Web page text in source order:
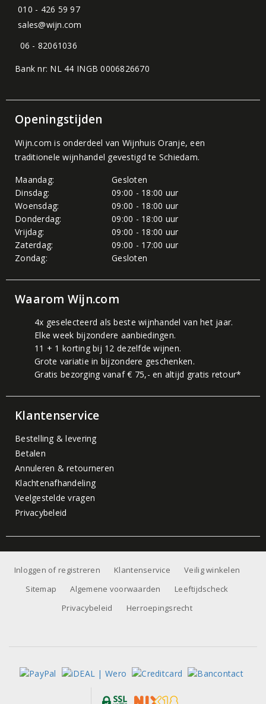
010 - 426 59 97
sales@wijn.com
06 - 82061036
Bank nr: NL 44 INGB 0006826670
Openingstijden
Wijn.com is onderdeel van Wijnhuis Oranje, een
traditionele wijnhandel gevestigd te Schiedam.
Maandag:
Gesloten
Dinsdag:
09:00 - 18:00 uur
Woensdag:
09:00 - 18:00 uur
Donderdag:
09:00 - 18:00 uur
Vrijdag:
09:00 - 18:00 uur
Zaterdag:
09:00 - 17:00 uur
Zondag:
Gesloten
Waarom Wijn.com
4x geselecteerd als beste wijnhandel van het jaar.
Elke week bijzondere aanbiedingen.
11 + 1 korting bij 12 dezelfde wijnen.
Grote variatie in bijzondere geschenken.
Gratis bezorging vanaf € 75,- en altijd gratis retour*
Klantenservice
Bestelling & levering
Betalen
Annuleren & retourneren
Klachtenafhandeling
Veelgestelde vragen
Privacybeleid
Inloggen of registreren Klantenservice
Veilig winkelen
Sitemap
Algemene voorwaarden
Leeftijdscheck
Privacybeleid
Herroepingsrecht